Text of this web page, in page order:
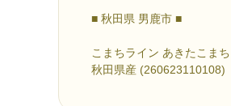
■ 秋田県 男鹿市 ■
こまちライン あきたこま
秋田県産 (260623110108)